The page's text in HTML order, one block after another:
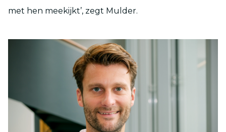
met hen meekijkt’, zegt Mulder.